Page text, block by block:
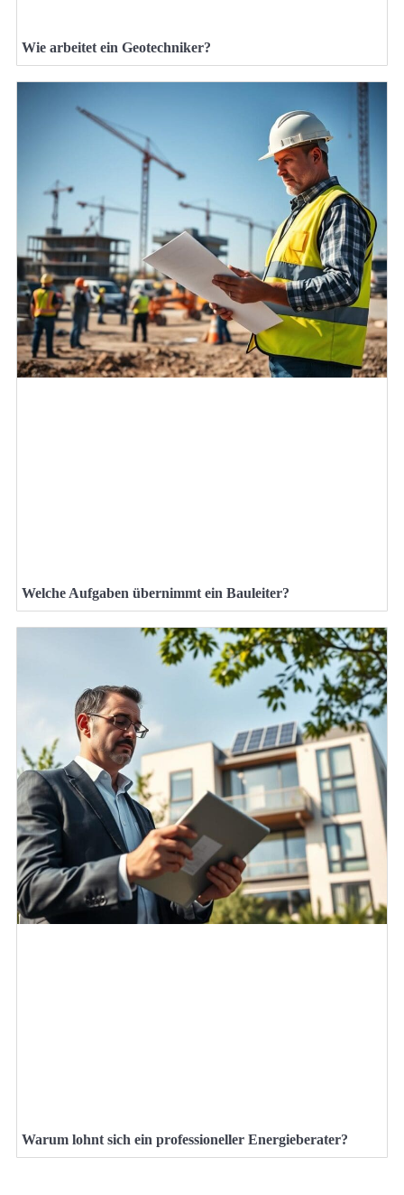
Wie arbeitet ein Geotechniker?
Welche Aufgaben übernimmt ein Bauleiter?
Warum lohnt sich ein professioneller Energieberater?